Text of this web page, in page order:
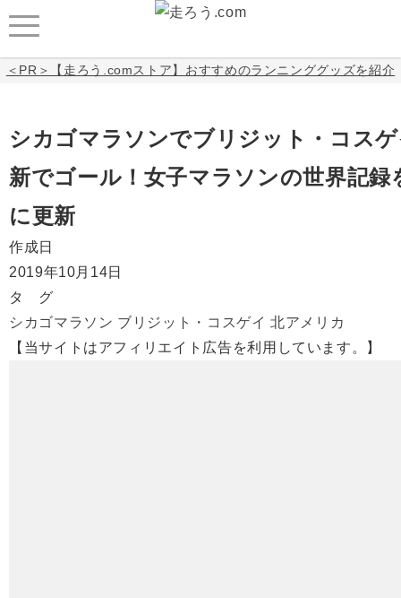
＜PR＞【走ろう.comストア】おすすめのランニンググッズを紹介
シカゴマラソンでブリジット・コス
新でゴール！女子マラソンの世界記録
に更新
作成日
2019年10月14日
タ グ
シカゴマラソン ブリジット・コスゲイ 北アメリカ
【当サイトはアフィリエイト広告を利用しています。】